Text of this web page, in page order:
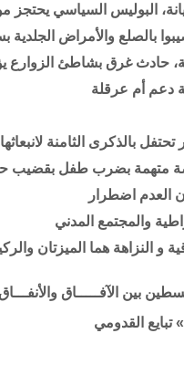
البوليس السياسي يحتجز
بالصلع والأمراض
حادث غرق بشاطئ الزوارع
دعم أم عرقلة
بالذكرى الثامنة لانبعاثها
متهمة بضرب طفل بقضيب
العدم اضطرار
والمجتمع المدني
و النزاهة هما الميزتان
بين الآفـــــاق والأنفـــاق
القدومي